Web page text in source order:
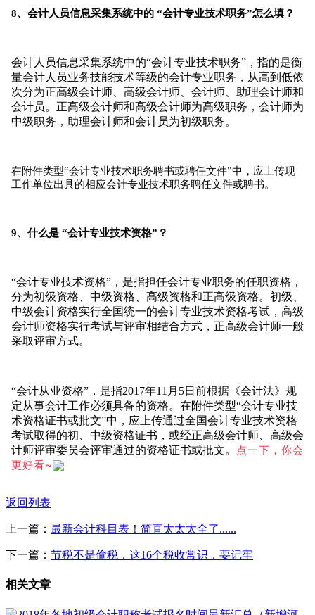
8、会计人员信息采集系统中的 “会计专业技术职务”怎么填？
会计人员信息采集系统中的“会计专业技术职务”，指的是衡
量会计人员业务技能技术等级的会计专业职务，从高到低依
次分为正高级会计师、高级会计师、会计师、助理会计师和
会计员。 正高级会计师和高级会计师为高级职务，会计师为
中级职务，助理会计师和会计员为初级职务。
在附件类型“会计专业技术职务聘书或聘任文件”中，应上传现
工作单位出具的相应会计专业技术职务聘任文件或聘书。
9、什么是 “会计专业技术资格”？
“会计专业技术资格”，是指担任会计专业职务的任职资格，
分为初级资格、中级资格、高级资格和正高级资格。 初级、
中级会计资格实行全国统一的会计专业技术资格考试，高级
会计师资格实行考试与评审相结合方式，正高级会计师一般
采取评审方式。
“会计从业资格”，是指2017年11月5日前根据《会计法》规
定从事会计工作必须具备的资格。 在附件类型“会计专业技
术资格证书或批文”中，应上传通过全国会计专业技术资格
考试取得的初、中级资格证书，或经正高级会计师、高级会
计师评审委员会评审通过的资格证书或批文。
点一下，你会
更好看~
返回列表
上一篇： 最新会计科目表！简直太太太全了......
下一篇： 节税不是偷税，这16个税收常识，要记牢
相关文章